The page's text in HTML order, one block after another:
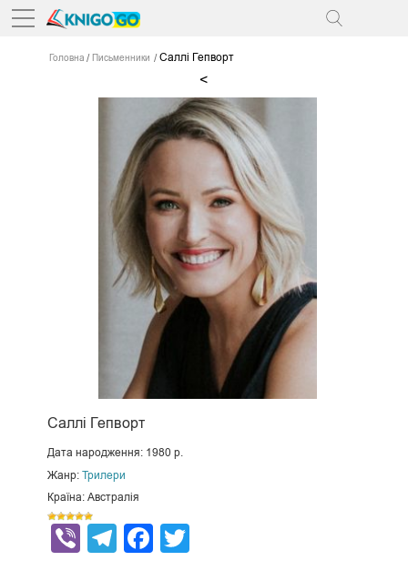
Головна Письменники Саллі Гепворт
<
Саллі Гепворт
Дата народження: 1980 р.
Жанр: Трилери
Країна: Австралія
ViberTelegram
Facebook